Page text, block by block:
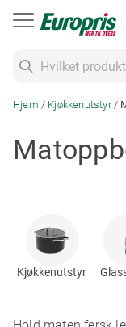
Hjem Kjøkkenutstyr
Kjøkkenutstyr